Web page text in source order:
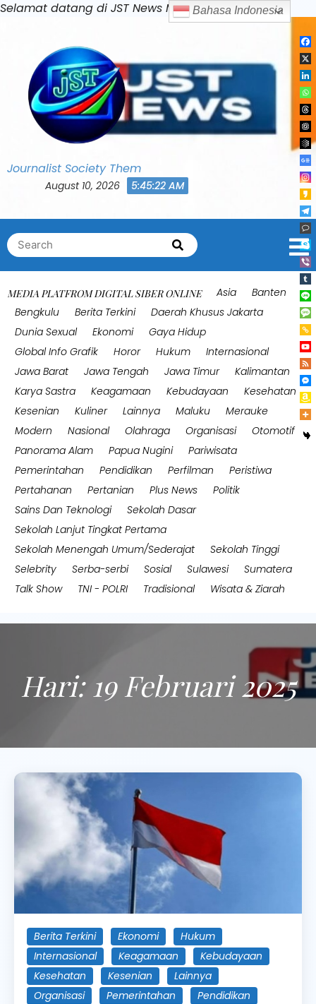
Selamat datang di JST News MediaSkip
to
Journalist Society Them
August 10, 2026 5:45:25 AM
Search
for:
Search
MEDIA PLATFROM DIGITAL SIBER ONLINE Asia
Banten
Bengkulu
Berita Terkini
Daerah Khusus Jakarta
Dunia Sexual
Ekonomi
Gaya Hidup
Global Info Grafik
Horor Hukum
Internasional
Jawa Barat
Jawa Tengah Jawa Timur
Kalimantan
Karya Sastra
Keagamaan Kebudayaan
Kesehatan
Kesenian
Kuliner Lainnya Maluku
Merauke
Modern
Nasional Olahraga Organisasi
Otomotif
Panorama Alam
Papua Nugini
Pariwisata
Pemerintahan
Pendidikan Perfilman
Peristiwa
Pertahanan
Pertanian Plus News
Politik
Sains Dan Teknologi
Sekolah Dasar
Sekolah Lanjut Tingkat Pertama
Sekolah Menengah Umum/Sederajat
Sekolah Tinggi
Selebrity
Serba-serbi Sosial Sulawesi
Sumatera
Talk Show
TNI - POLRI Tradisional Wisata & Ziarah
Hari: 19 Februari 2025
Berita Terkini Ekonomi
Hukum
Internasional
Keagamaan
Kebudayaan
Kesehatan
Kesenian
Lainnya
Organisasi
Pemerintahan
Pendidikan
Bahasa Indonesia